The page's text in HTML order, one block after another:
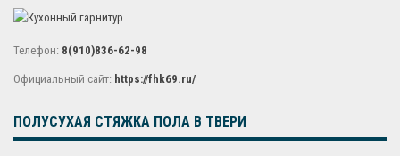
Телефон: 8(910)836-62-98
Официальный сайт: https://fhk69.ru/
ПОЛУСУХАЯ СТЯЖКА ПОЛА В ТВЕРИ